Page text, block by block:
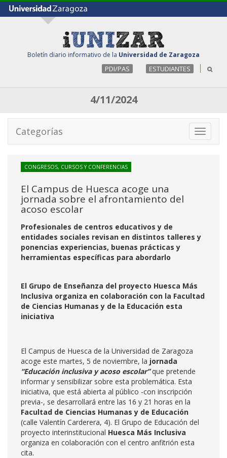
Boletín diario informativo de la Universidad de Zaragoza
PDI/PAS ESTUDIANTES
4/11/2024
Toggle
Categorías
CONGRESOS, CURSOS Y CONFERENCIAS
El Campus de Huesca acoge una
jornada sobre el afrontamiento del
acoso escolar
Profesionales de centros educativos y de
entidades sociales revisan en distintos talleres y
ponencias experiencias, buenas prácticas y
herramientas específicas para abordarlo
El Grupo de Enseñanza del proyecto Huesca Más
Inclusiva organiza en colaboración con la Facultad
de Ciencias Humanas y de la Educación esta
iniciativa
El Campus de Huesca de la Universidad de Zaragoza
acoge este martes, 5 de noviembre, la jornada
“Educación inclusiva y acoso escolar” que pretende
informar y sensibilizar sobre esta problemática. Esta
iniciativa, que está abierta al público -con inscripción
previa-, se desarrollará entre las 16 y 21 horas en la
Facultad de Ciencias Humanas y de Educación
(calle Valentín Carderera, 4). El Grupo de Educación del
proyecto interinstitucional Huesca Más Inclusiva
organiza en colaboración con el centro anfitrión esta
cita.